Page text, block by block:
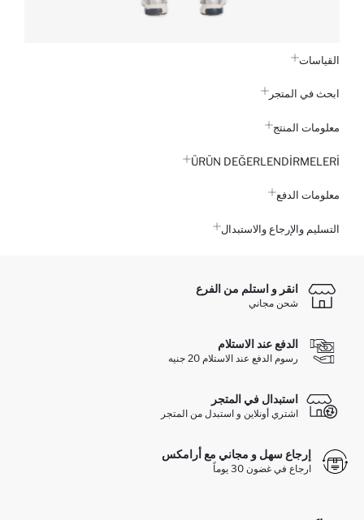
القياسات
ابحث في المتجر
معلومات المنتج
ÜRÜN DEĞERLENDİRMELERİ
معلومات الدفع
التسليم والإرجاع والاستبدال
انقر و استلم من الفرع
شحن مجاني
الدفع عند الاستلام
رسوم الدفع عند الاستلام 20 جنيه
استبدال في المتجر
اشتري أونلاين و استبدل من المتجر
إرجاع سهل و مجاني مع أرامكس
ارجاع في غضون 30 يوماً